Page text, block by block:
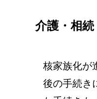
介護・相
核家族化が
後の手続き